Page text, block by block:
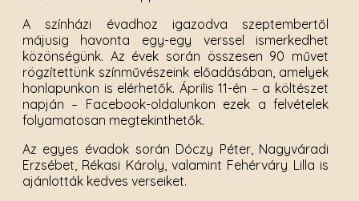
A színházi évadhoz igazodva szeptembertől
májusig havonta egy-egy verssel ismerkedhet
közönségünk. Az évek során összesen 90 művet
rögzítettünk színművészeink előadásában, amelyek
honlapunkon is elérhetők. Április 11-én – a költészet
napján – Facebook-oldalunkon ezek a felvételek
folyamatosan megtekinthetők.
Az egyes évadok során Dóczy Péter, Nagyváradi
Erzsébet, Rékasi Károly, valamint Fehérváry Lilla is
ajánlották kedves verseiket.